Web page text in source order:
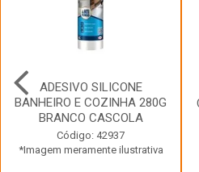
ADESIVO SILICONE
BANHEIRO E COZINHA 280G
BRANCO CASCOLA
Código: 42937
*Imagem meramente ilustrativa